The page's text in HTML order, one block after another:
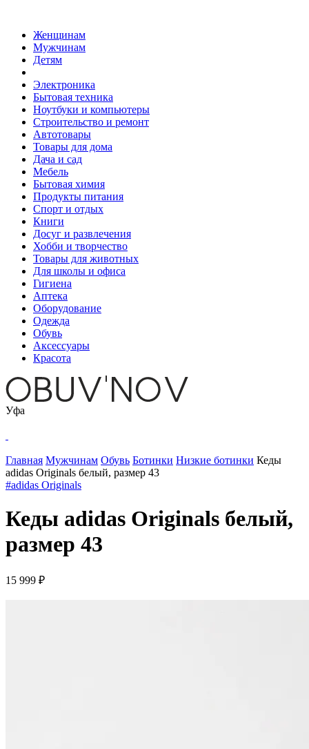
Женщинам
Мужчинам
Детям
Электроника
Бытовая техника
Ноутбуки и компьютеры
Строительство и ремонт
Автотовары
Товары для дома
Дача и сад
Мебель
Бытовая химия
Продукты питания
Спорт и отдых
Книги
Досуг и развлечения
Хобби и творчество
Товары для животных
Для школы и офиса
Гигиена
Аптека
Оборудование
Одежда
Обувь
Аксессуары
Красота
Уфа
Главная Мужчинам Обувь Ботинки Низкие ботинки Кеды
adidas Originals белый, размер 43
#adidas Originals
Кеды adidas Originals белый,
размер 43
15 999 ₽